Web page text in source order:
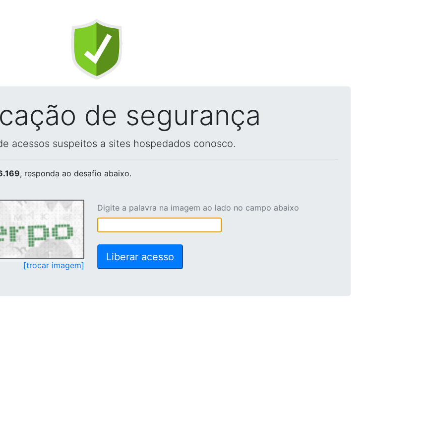
de segurança
acessos suspeitos a sites hospedados conosco.
, responda ao desafio abaixo.
[trocar imagem]
Digite a palavra na imagem ao lado no campo abaixo